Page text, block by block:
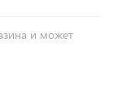
и может